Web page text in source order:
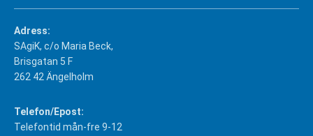
Adress:
SAgiK, c/o Maria Beck,
Brisgatan 5 F
262 42 Ängelholm
Telefon/Epost:
Telefontid mån-fre 9-12